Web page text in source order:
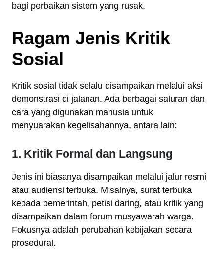
bagi perbaikan sistem yang rusak.
Ragam Jenis Kritik
Sosial
Kritik sosial tidak selalu disampaikan melalui aksi
demonstrasi di jalanan. Ada berbagai saluran dan
cara yang digunakan manusia untuk
menyuarakan kegelisahannya, antara lain:
1. Kritik Formal dan Langsung
Jenis ini biasanya disampaikan melalui jalur resmi
atau audiensi terbuka. Misalnya, surat terbuka
kepada pemerintah, petisi daring, atau kritik yang
disampaikan dalam forum musyawarah warga.
Fokusnya adalah perubahan kebijakan secara
prosedural.